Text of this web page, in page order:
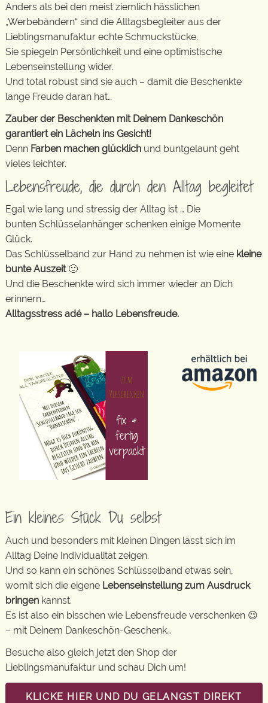
Anders als bei den meist ziemlich hässlichen
„Werbebändern“ sind die Alltagsbegleiter aus der
Lieblingsmanufaktur echte Schmuckstücke.
Sie spiegeln Persönlichkeit und eine optimistische
Lebenseinstellung wider.
Und total robust sind sie auch – damit die Beschenkte
lange Freude daran hat…
Zauber der Beschenkten mit Deinem Dankeschön
garantiert ein Lächeln ins Gesicht!
Denn Farben machen glücklich und buntgelaunt geht
vieles leichter.
Lebensfreude, die durch den Alltag begleitet
Egal wie lang und stressig der Alltag ist … Die
bunten Schlüsselanhänger schenken einige Momente
Glück.
Das Schlüsselband zur Hand zu nehmen ist wie eine kleine
bunte Auszeit🙂
Und die Beschenkte wird sich immer wieder an Dich
erinnern…
Alltagsstress adé – hallo Lebensfreude.
Ein kleines Stück Du selbst
Auch und besonders mit kleinen Dingen lässt sich im
Alltag Deine Individualität zeigen.
Und so kann ein schönes Schlüsselband etwas sein,
womit sich die eigene Lebenseinstellung zum Ausdruck
bringen kannst.
Es ist also ein bisschen wie Lebensfreude verschenken 😉
– mit Deinem Dankeschön-Geschenk…
Besuche also gleich jetzt den Shop der
Lieblingsmanufaktur und schau Dich um!
KLICKE HIER UND DU GELANGST DIREKT